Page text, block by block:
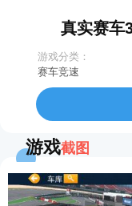
真实赛车
游戏分类：
赛车竞速
游戏截图